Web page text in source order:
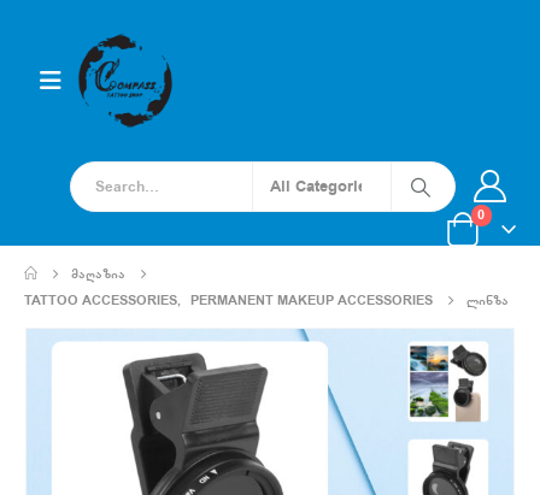
0
ᲛᲐᲦᲐᲖᲘᲐ
TATTOO ACCESSORIES, PERMANENT MAKEUP ACCESSORIES ᲚᲘᲜᲖᲐ